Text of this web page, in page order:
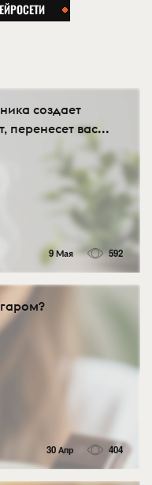
создает
перенесет вас...
9 Мая 592
30 Апр 404